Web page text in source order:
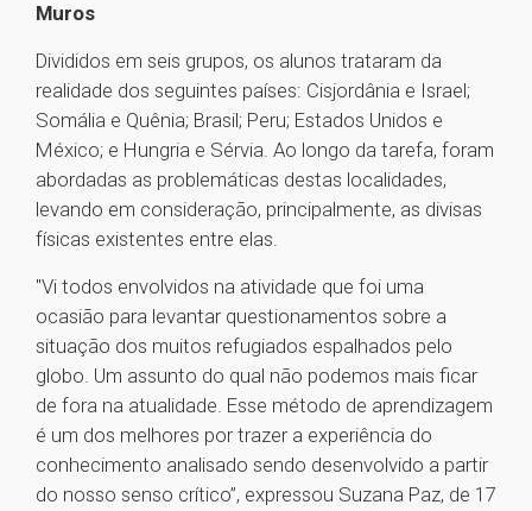
Muros
Divididos em seis grupos, os alunos trataram da
realidade dos seguintes países: Cisjordânia e Israel;
Somália e Quênia; Brasil; Peru; Estados Unidos e
México; e Hungria e Sérvia. Ao longo da tarefa, foram
abordadas as problemáticas destas localidades,
levando em consideração, principalmente, as divisas
físicas existentes entre elas.
"Vi todos envolvidos na atividade que foi uma
ocasião para levantar questionamentos sobre a
situação dos muitos refugiados espalhados pelo
globo. Um assunto do qual não podemos mais ficar
de fora na atualidade. Esse método de aprendizagem
é um dos melhores por trazer a experiência do
conhecimento analisado sendo desenvolvido a partir
do nosso senso crítico”, expressou Suzana Paz, de 17